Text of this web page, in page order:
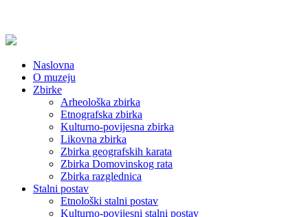
Naslovna
O muzeju
Zbirke
Arheološka zbirka
Etnografska zbirka
Kulturno-povijesna zbirka
Likovna zbirka
Zbirka geografskih karata
Zbirka Domovinskog rata
Zbirka razglednica
Stalni postav
Etnološki stalni postav
Kulturno-povijesni stalni postav